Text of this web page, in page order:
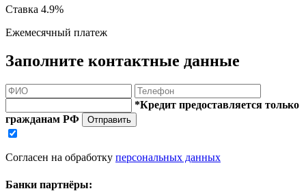
Ставка 4.9%
Ежемесячный платеж
Заполните контактные данные
*Кредит предоставляется только
гражданам РФ
Отправить
Согласен на обработку персональных данных
Банки партнёры: